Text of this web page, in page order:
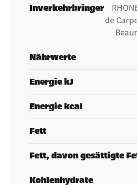
Inverkehrbringer
de
Nährwerte
Energie kJ
Energie kcal
Fett
Fett, davon gesättigte
Kohlenhydrate